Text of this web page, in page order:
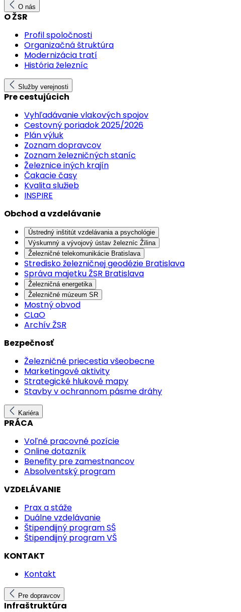
O nás
O ŽSR
Profil spoločnosti
Organizačná štruktúra
Modernizácia tratí
História železníc
Služby verejnosti
Pre cestujúcich
Vyhľadávanie vlakových spojov
Cestovný poriadok 2025/2026
Plán výluk
Zoznam dopravcov
Zoznam železničných staníc
Železnice iných krajín
Čakacie časy
Kvalita služieb
INSPIRE
Obchod a vzdelávanie
Ústredný inštitút vzdelávania a psychológie
Výskumný a vývojový ústav železníc Žilina
Železničné telekomunikácie Bratislava
Stredisko železničnej geodézie Bratislava
Správa majetku ŽSR Bratislava
Železničná energetika
Železničné múzeum SR
Mostný obvod
CLaO
Archív ŽSR
Bezpečnosť
Železničné priecestia všeobecne
Marketingové aktivity
Strategické hlukové mapy
Stavby v ochrannom pásme dráhy
Kariéra
PRÁCA
Voľné pracovné pozície
Online dotazník
Benefity pre zamestnancov
Absolventský program
VZDELÁVANIE
Prax a stáže
Duálne vzdelávanie
Štipendijný program SŠ
Štipendijný program VŠ
KONTAKT
Kontakt
Pre dopravcov
Infraštruktúra